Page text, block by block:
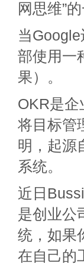
网思维”
当
部使用一
果）。
OKR是企
将目标管
明，起源
系统。
近日
是创业公
统，如果
在自己的